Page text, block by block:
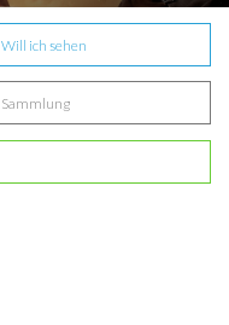
Will ich sehen
Sammlung